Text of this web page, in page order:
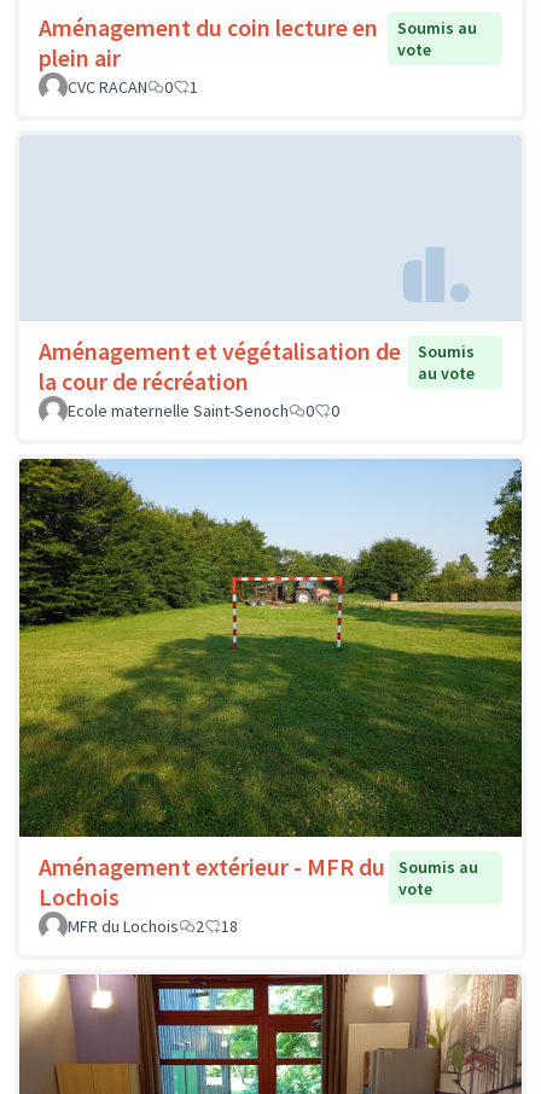
Aménagement du coin lecture en
plein air
Soumis au
vote
CVC RACAN
0 1
Aménagement et végétalisation de
la cour de récréation
Soumis
au vote
Ecole maternelle Saint-Senoch
0 0
Aménagement extérieur - MFR du
Lochois
Soumis au
vote
MFR du Lochois
2 18